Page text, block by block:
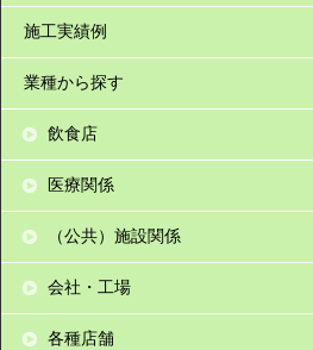
施工実績例
業種から探す
飲食店
医療関係
（公共）施設関係
会社・工場
各種店舗